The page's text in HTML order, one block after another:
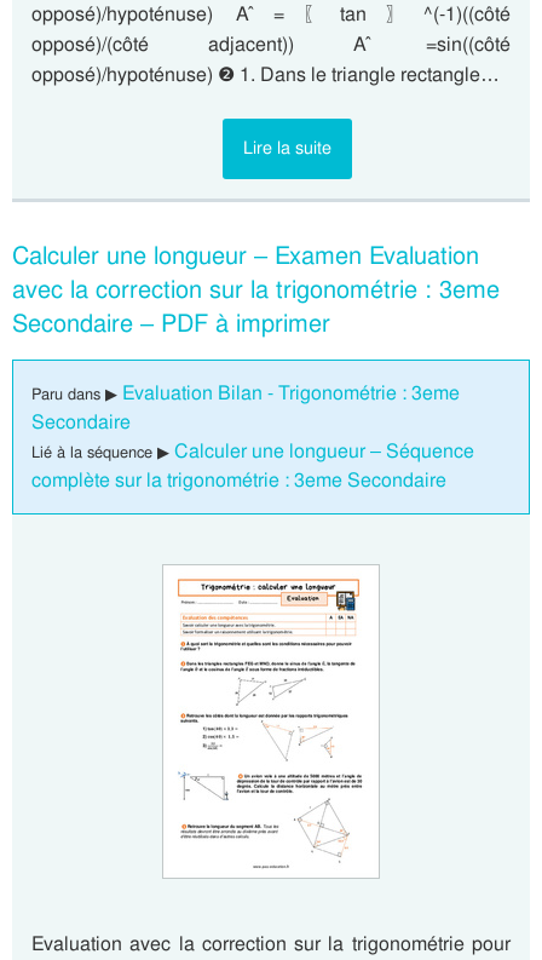
opposé)/hypoténuse) A ̂=〖tan〗^(-1)⁡((côté
opposé)/(côté adjacent)) A ̂=sin⁡((côté
opposé)/hypoténuse) ❷ 1. Dans le triangle rectangle…
Lire la suite
Calculer une longueur – Examen Evaluation
avec la correction sur la trigonométrie : 3eme
Secondaire – PDF à imprimer
Paru dans ▶ Evaluation Bilan - Trigonométrie : 3eme
Secondaire
Lié à la séquence ▶ Calculer une longueur – Séquence
complète sur la trigonométrie : 3eme Secondaire
Evaluation avec la correction sur la trigonométrie pour